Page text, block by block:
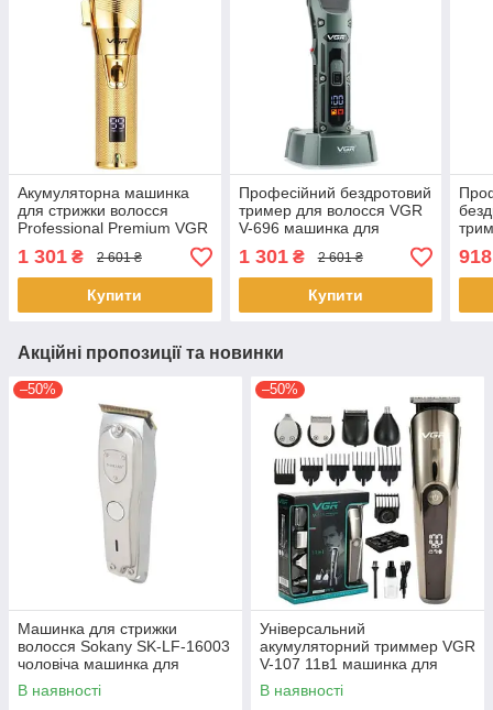
Акумуляторна машинка
для стрижки волосся
Professional Premium VGR
V-280 зі змінними
насадками 6 шт Gold
1 301 ₴ 2 601 ₴
Купити
Професійний бездротовий
тример для волосся VGR
V-696 машинка для
стрижки акумуляторний
тример для бороди та
окантовки
1 301₴ 2 601 ₴
Купити
5в1
918
Акційні пропозиції та новинки
–50%
Машинка для стрижки
волосся Sokany SK-LF-16003
чоловіча машинка для
стрижки акумуляторна Білий
5 Вт
В наявності
–50%
Універсальний
акумуляторний триммер VGR
V-107 11в1 машинка для
стрижки волосся IPX6 5 Вт
В наявності